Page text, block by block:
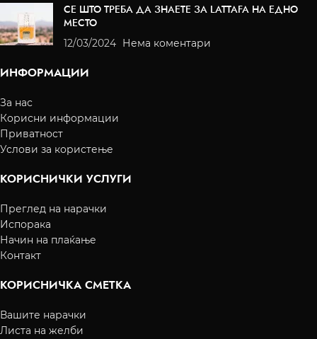
СЕ ШТО ТРЕБА ДА ЗНАЕТЕ ЗА LATTAFA НА ЕДНО
МЕСТО
12/03/2024 Нема коментари
ИНФОРМАЦИИ
За нас
Корисни информации
Приватност
Услови за користење
КОРИСНИЧКИ УСЛУГИ
Преглед на нарачки
Испорака
Начин на плаќање
Контакт
КОРИСНИЧКА СМЕТКА
Вашите нарачки
Листа на желби